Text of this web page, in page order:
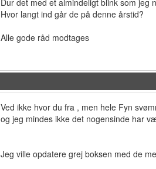
Dur det med et almindeligt blink som jeg
Hvor langt ind går de på denne årstid?
Alle gode råd modtages
Ved ikke hvor du fra , men hele Fyn
og jeg mindes ikke det nogensinde har
Jeg ville opdatere grej boksen med de